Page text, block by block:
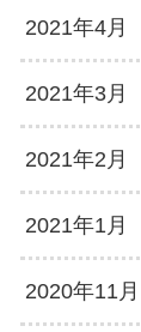
2021年4月
2021年3月
2021年2月
2021年1月
2020年11月